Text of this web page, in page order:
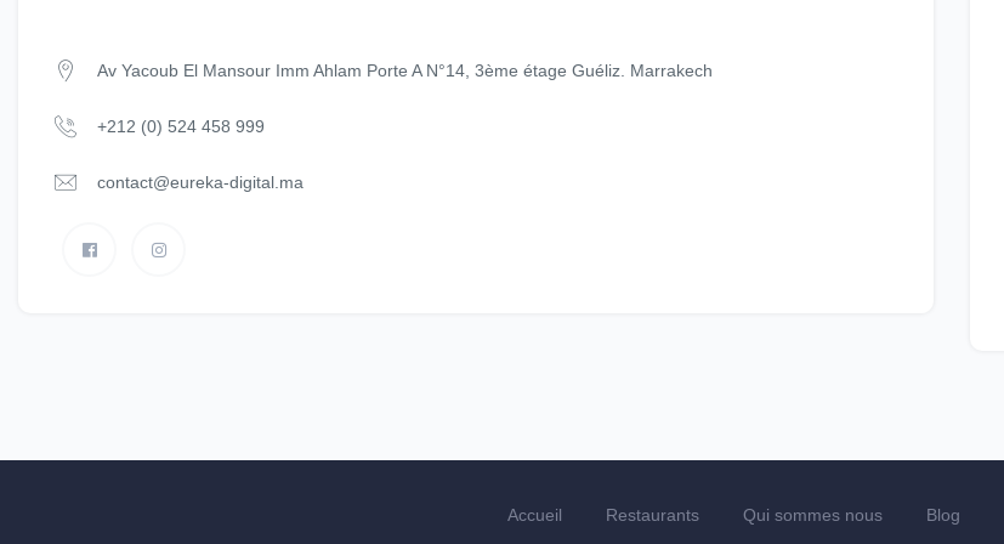
Av Yacoub El Mansour Imm Ahlam Porte A N°14, 3ème étage Guéliz. Marrakech
+212 (0) 524 458 999
contact@eureka-digital.ma
Accueil Restaurants Qui sommes nous Blog